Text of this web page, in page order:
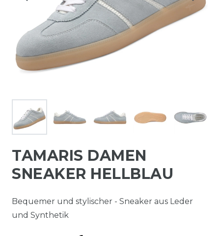
TAMARIS DAMEN
SNEAKER HELLBLAU
Bequemer und stylischer - Sneaker aus Leder
und Synthetik